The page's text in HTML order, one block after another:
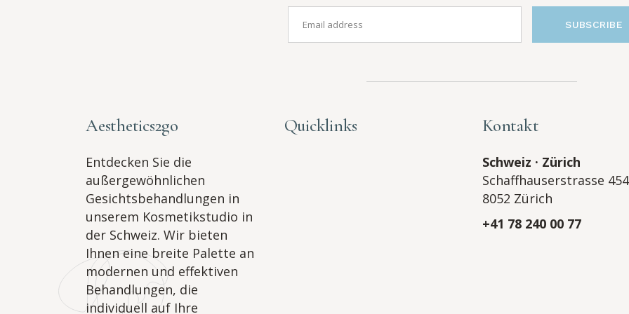
SUBSCRIBE
Aesthetics2go
Entdecken Sie die
außergewöhnlichen
Gesichtsbehandlungen in
unserem Kosmetikstudio in
der Schweiz. Wir bieten
Ihnen eine breite Palette an
modernen und effektiven
Behandlungen, die
individuell auf Ihre
Quicklinks Kontakt
Schweiz · Zürich
Schaffhauserstrasse 454
8052 Zürich
+41 78 240 00 77